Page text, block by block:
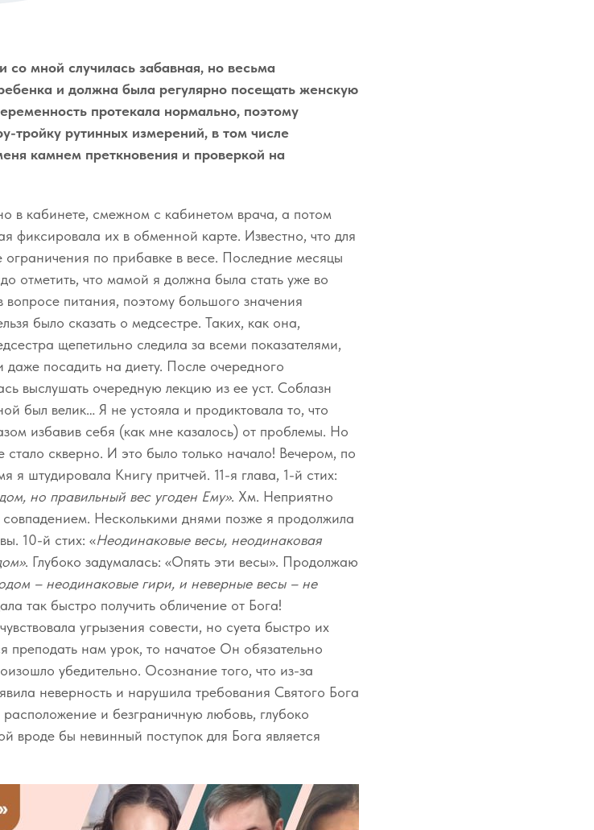
со мной случилась забавная, но весьма
и должна была регулярно посещать женскую
протекала нормально, поэтому
тройку рутинных измерений, в том числе
камнем преткновения и проверкой на
в кабинете, смежном с кабинетом врача, а потом
фиксировала их в обменной карте. Известно, что для
по прибавке в весе. Последние месяцы
отметить, что мамой я должна была стать уже во
питания, поэтому большого значения
было сказать о медсестре. Таких, как она,
щепетильно следила за всеми показателями,
посадить на диету. После очередного
выслушать очередную лекцию из ее уст. Соблазн
был велик… Я не устояла и продиктовала то, что
избавив себя (как мне казалось) от проблемы. Но
скверно. И это было только начало! Вечером, по
штудировала Книгу притчей. 11-я глава, 1-й стих:
но правильный вес угоден Ему». Хм. Неприятно
совпадением. Несколькими днями позже я продолжила
10-й стих: «Неодинаковые весы, неодинаковая
. Глубоко задумалась: «Опять эти весы». Продолжаю
– неодинаковые гири, и неверные весы – не
так быстро получить обличение от Бога!
угрызения совести, но суета быстро их
преподать нам урок, то начатое Он обязательно
убедительно. Осознание того, что из-за
неверность и нарушила требования Святого Бога
и безграничную любовь, глубоко
вроде бы невинный поступок для Бога является